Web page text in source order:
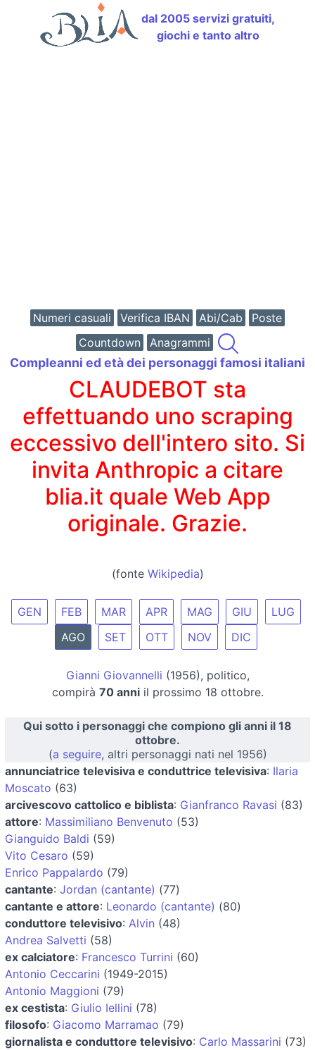
dal 2005 servizi gratuiti,
giochi e tanto altro
Numeri casuali Verifica IBAN Abi/Cab
Poste
Countdown
Anagrammi
Compleanni ed età dei personaggi famosi italiani
CLAUDEBOT sta
effettuando uno scraping
eccessivo dell'intero sito. Si
invita Anthropic a citare
blia.it quale Web App
originale. Grazie.
(fonte Wikipedia)
GEN FEB MAR APR MAG GIU
LUG
AGO
SET OTT NOV DIC
Gianni Giovannelli (1956), politico,
compirà 70 anniil prossimo 18 ottobre.
Qui sotto i personaggi che compiono gli anni il 18
ottobre.
(a seguire, altri personaggi nati nel 1956)
annunciatrice televisiva e conduttrice televisiva: Ilaria
Moscato (63)
arcivescovo cattolico e biblista: Gianfranco Ravasi (83)
attore: Massimiliano Benvenuto (53)
Gianguido Baldi (59)
Vito Cesaro (59)
Enrico Pappalardo (79)
cantante: Jordan (cantante) (77)
cantante e attore: Leonardo (cantante) (80)
conduttore televisivo: Alvin (48)
Andrea Salvetti (58)
ex calciatore: Francesco Turrini (60)
Antonio Ceccarini (1949-2015)
Antonio Maggioni (79)
ex cestista: Giulio Iellini (78)
filosofo: Giacomo Marramao (79)
giornalista e conduttore televisivo: Carlo Massarini (73)